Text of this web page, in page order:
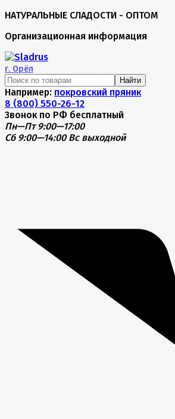
НАТУРАЛЬНЫЕ СЛАДОСТИ - ОПТОМ
Организационная информация
г. Орёл
Найти
Например: покровский пряник
8 (800) 550-26-12
Звонок по РФ бесплатный
Пн—Пт 9:00—17:00
Сб 9:00—14:00 Вс выходной